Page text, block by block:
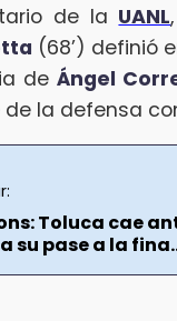
de la UANL
(68’) definió
de Ángel
la defensa
Toluca cae
su pase a la